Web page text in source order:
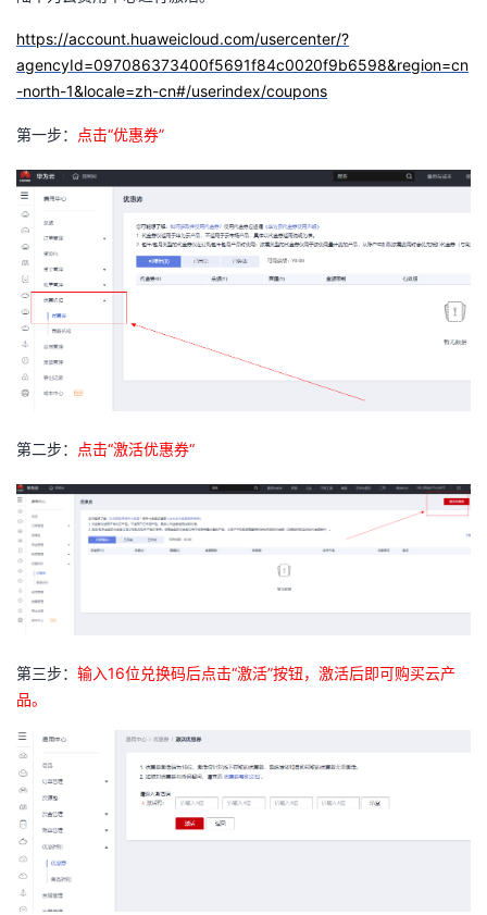
https://account.huaweicloud.com/usercenter/?
agencyId=097086373400f5691f84c0020f9b6598&region=cn
-north-1&locale=zh-cn#/userindex/coupons
第一步： 点击“优惠券”
第二步： 点击“激活优惠券“
第三步： 输入16位兑换码后点击“激活”按钮，激活后即可购买云产
品。